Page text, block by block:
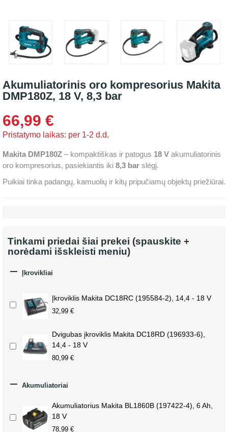
Akumuliatorinis oro kompresorius Makita
DMP180Z, 18 V, 8,3 bar
66,99 €
Pristatymo laikas: per 1-2 d.d.
Makita DMP180Z – kompaktiškas ir patogus 18 V akumuliatorinis
oro kompresorius, pasiekiantis iki 8,3 bar slėgį.
Puikiai tinka padangų, kamuolių ir kitų pripučiamų objektų priežiūrai.
Tinkami priedai šiai prekei (spauskite +
norėdami išskleisti meniu)
 Įkrovikliai
Įkroviklis Makita DC18RC (195584-2), 14,4 - 18 V
32,99 €
Dvigubas įkroviklis Makita DC18RD (196933-6),
14,4 - 18 V
80,99 €
 Akumuliatoriai
Akumuliatorius Makita BL1860B (197422-4), 6 Ah,
18 V
78,99 €